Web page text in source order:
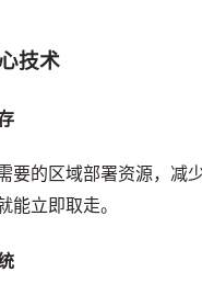
技术
要的区域部署资源，减
能立即取走。